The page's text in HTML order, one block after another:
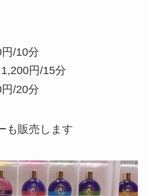
/10分
円/15分
/20分
も販売します